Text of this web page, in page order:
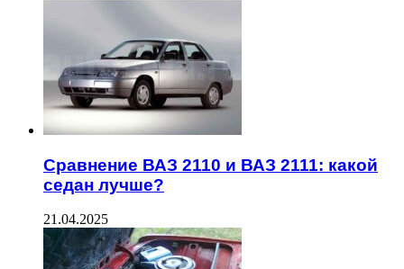
Сравнение ВАЗ 2110 и ВАЗ 2111: какой
седан лучше?
21.04.2025